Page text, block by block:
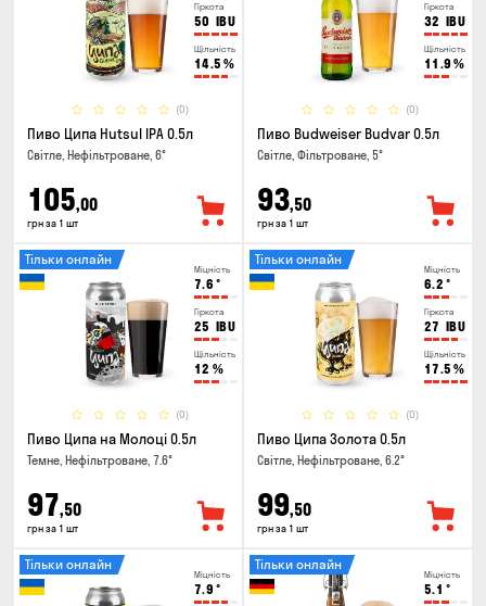
Гіркота
50 IBU
Щільність
14.5 %
(0)
Пиво Ципа Hutsul IPA 0.5л
Світле, Нефільтроване, 6°
105,00
грн за 1 шт
Гіркота
32 IBU
Щільність
11.9 %
(0)
Пиво Budweiser Budvar 0.5л
Світле, Фільтроване, 5°
93,50
грн за 1 шт
Міцність
7.6 °
Гіркота
25 IBU
Щільність
12 %
(0)
Тільки онлайн
Пиво Ципа на Молоці 0.5л
Темне, Нефільтроване, 7.6°
97,50
грн за 1 шт
Міцність
6.2 °
Гіркота
27 IBU
Щільність
17.5 %
(0)
Тільки онлайн
Пиво Ципа Золота 0.5л
Світле, Нефільтроване, 6.2°
99,50
грн за 1 шт
Міцність
7.9 °
Тільки онлайн
Міцність
5.1 °
Тільки онлайн